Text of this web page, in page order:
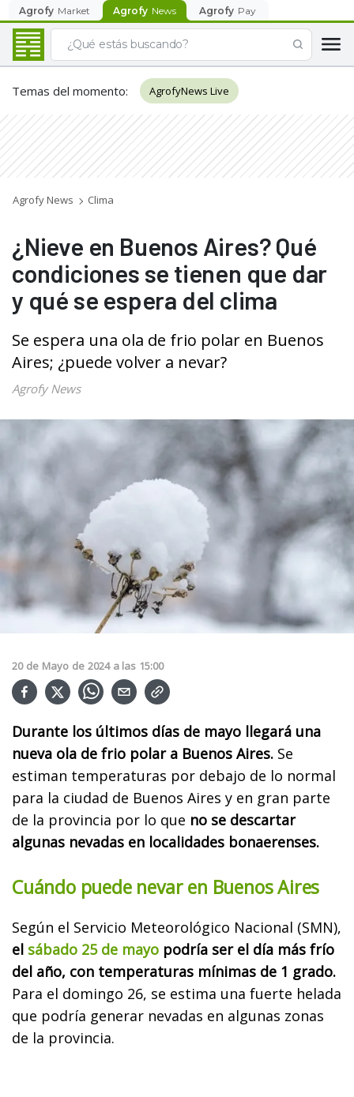
Agrofy Market Agrofy News Agrofy Pay
Temas del momento: AgrofyNews Live
Agrofy News Clima
¿Nieve en Buenos Aires? Qué
condiciones se tienen que dar
y qué se espera del clima
Se espera una ola de frio polar en Buenos
Aires; ¿puede volver a nevar?
Agrofy News
20 de Mayo de 2024 a las 15:00
Durante los últimos días de mayo llegará una
nueva ola de frio polar a Buenos Aires. Se
estiman temperaturas por debajo de lo normal
para la ciudad de Buenos Aires y en gran parte
de la provincia por lo que no se descartar
algunas nevadas en localidades bonaerenses.
Cuándo puede nevar en Buenos Aires
Según el Servicio Meteorológico Nacional (SMN),
el sábado 25 de mayo podría ser el día más frío
del año, con temperaturas mínimas de 1 grado.
Para el domingo 26, se estima una fuerte helada
que podría generar nevadas en algunas zonas
de la provincia.